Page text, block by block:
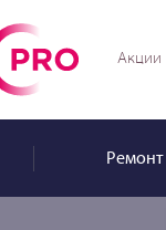
Акции
Ремонт